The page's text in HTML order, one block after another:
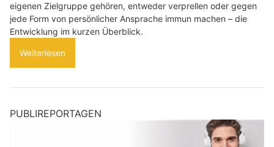
eigenen Zielgruppe gehören, entweder verprellen oder gegen
jede Form von persönlicher Ansprache immun machen – die
Entwicklung im kurzen Überblick.
Weiterlesen
PUBLIREPORTAGEN